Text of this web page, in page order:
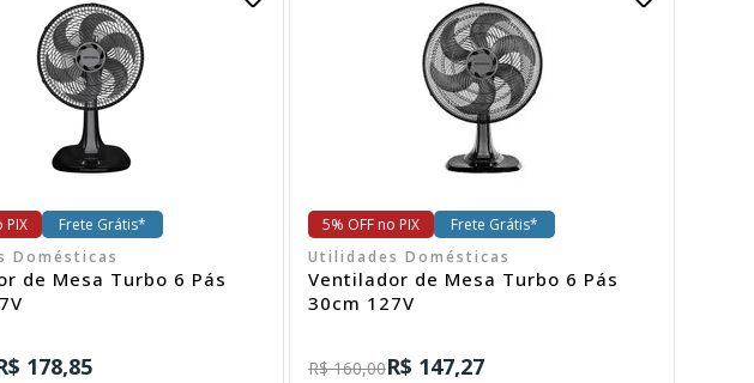
PIX
Frete Grátis*
Domésticas
de Mesa Turbo 6 Pás
178,85
5% OFF no PIX
Frete Grátis*
Utilidades Domésticas
Ventilador de Mesa Turbo 6 Pás
30cm 127V
R$ 160,00R$ 147,27